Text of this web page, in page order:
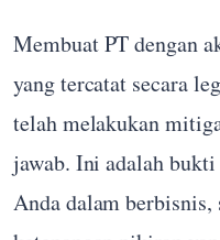
Membuat PT dengan
yang tercatat secara
telah melakukan
jawab. Ini adalah bukti
Anda dalam